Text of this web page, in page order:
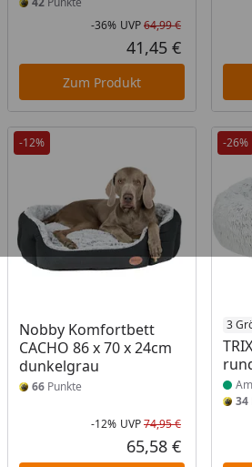
Rabatt in
-36% UVP64,99 €
Aktueller
41,45 €
Zum Produkt
-12%
Nobby Komfortbett
CACHO 86 x 70 x 24cm
dunkelgrau
66 Punkte
Rabatt in
-12% UVP74,95 €
Aktueller
65,58 €
-26%
3
34